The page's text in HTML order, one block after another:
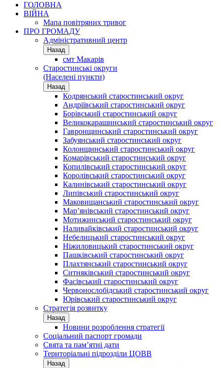
ГОЛОВНА
ВІЙНА
Мапа повітряних тривог
ПРО ГРОМАДУ
Aдміністративний центр
Назад
смт Макарів
Старостинські округи
(Населені пункти)
Назад
Кодрянський старостинський округ
Андріївський старостинський округ
Борівський старостинський округ
Великокарашинський старостинський округ
Гавронщинський старостинський округ
Забуянський старостинський округ
Колонщинський старостинський округ
Комарівський старостинський округ
Копилівський старостинський округ
Королівський старостинський округ
Калинівський старостинський округ
Липівський старостинський округ
Маковищанський старостинський округ
Мар’янівський старостинський округ
Мотижинський старостинський округ
Наливайківський старостинський округ
Небелицький старостинський округ
Ніжиловицький старостинський округ
Пашківський старостинський округ
Плахтянський старостинський округ
Ситняківський старостинський округ
Фасівський старостинський округ
Червонослобідський старостинський округ
Юрівський старостинський округ
Стратегія розвитку
Назад
Новини розроблення стратегії
Соціальний паспорт громади
Свята та пам’ятні дати
Територіальні підрозділи ЦОВВ
Назад